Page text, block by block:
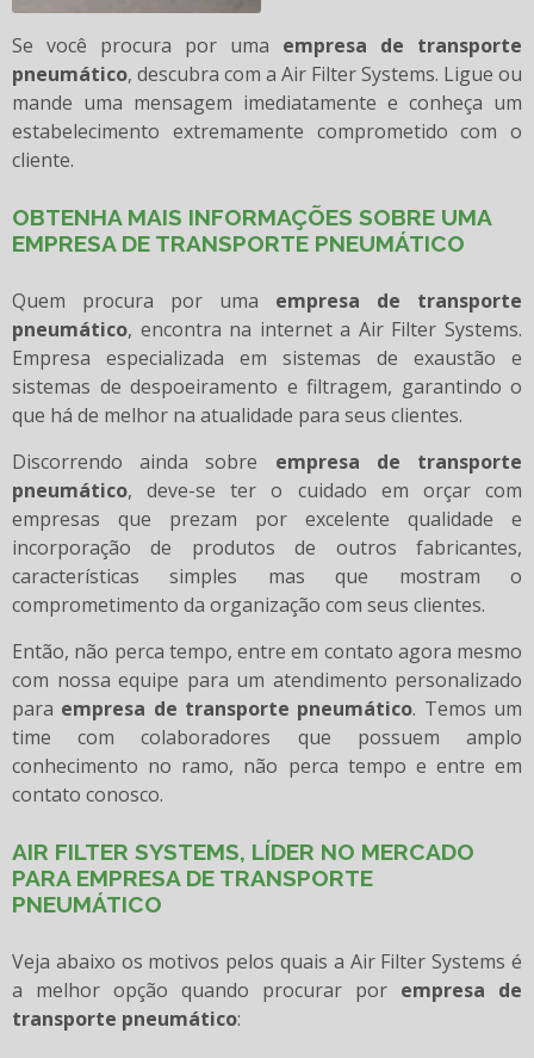
Se você procura por uma empresa de transporte
pneumático, descubra com a Air Filter Systems. Ligue ou
mande uma mensagem imediatamente e conheça um
estabelecimento extremamente comprometido com o
cliente.
OBTENHA MAIS INFORMAÇÕES SOBRE UMA
EMPRESA DE TRANSPORTE PNEUMÁTICO
Quem procura por uma empresa de transporte
pneumático, encontra na internet a Air Filter Systems.
Empresa especializada em sistemas de exaustão e
sistemas de despoeiramento e filtragem, garantindo o
que há de melhor na atualidade para seus clientes.
Discorrendo ainda sobre empresa de transporte
pneumático, deve-se ter o cuidado em orçar com
empresas que prezam por excelente qualidade e
incorporação de produtos de outros fabricantes,
características simples mas que mostram o
comprometimento da organização com seus clientes.
Então, não perca tempo, entre em contato agora mesmo
com nossa equipe para um atendimento personalizado
para empresa de transporte pneumático. Temos um
time com colaboradores que possuem amplo
conhecimento no ramo, não perca tempo e entre em
contato conosco.
AIR FILTER SYSTEMS, LÍDER NO MERCADO
PARA EMPRESA DE TRANSPORTE
PNEUMÁTICO
Veja abaixo os motivos pelos quais a Air Filter Systems é
a melhor opção quando procurar por empresa de
transporte pneumático: